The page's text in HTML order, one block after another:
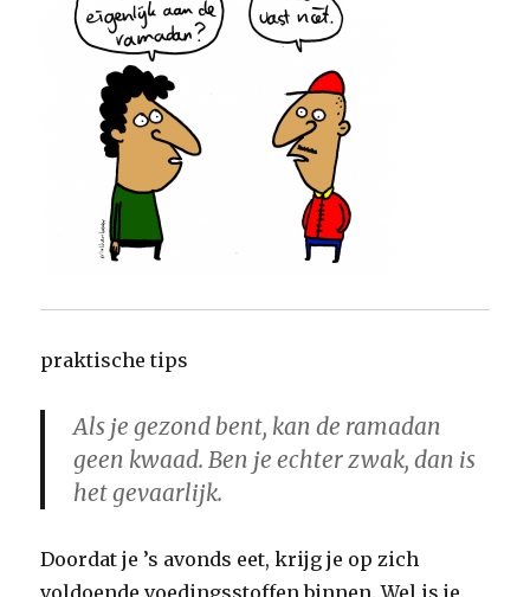
praktische tips
Als je gezond bent, kan de ramadan
geen kwaad. Ben je echter zwak, dan is
het gevaarlijk.
Doordat je ’s avonds eet, krijg je op zich
voldoende voedingsstoffen binnen. Wel is je